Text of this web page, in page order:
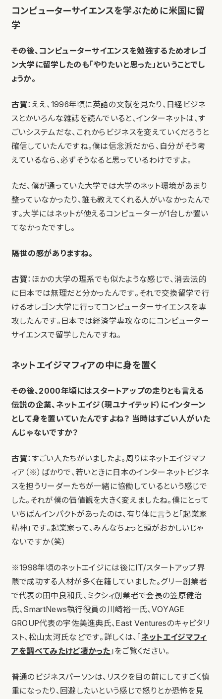
コンピューターサイエンスを学ぶために米国に留
学
――その後、コンピューターサイエンスを勉強するためオレゴ
ン大学に留学したのも「やりたいと思った」ということでし
ょうか。
古賀：ええ、1996年頃に英語の文献を見たり、日経ビジネ
スとかいろんな雑誌を読んでいると、インターネットは、す
ごいシステムだな、これからビジネスを変えていくだろうと
確信していたんですね。僕は信念派だから、自分がそう考
えているなら、必ずそうなると思っているわけですよ。
ただ、僕が通っていた大学では大学のネット環境があまり
整っていなかったり、誰も教えてくれる人がいなかったんで
す。大学にはネットが使えるコンピューターが1台しか置い
てなかったですし。
――隔世の感がありますね。
古賀：ほかの大学の理系でも似たような感じで、消去法的
に日本では無理だと分かったんです。それで交換留学で行
けるオレゴン大学に行ってコンピューターサイエンスを専
攻したんです。日本では経済学専攻なのにコンピューター
サイエンスで留学したんですね。
ネットエイジマフィアの中に身を置く
――その後、2000年頃にはスタートアップの走りとも言える
伝説の企業、ネットエイジ（現ユナイテッド）にインターン
として身を置いていたんですよね？ 当時はすごい人がいた
んじゃないですか？
古賀：すごい人たちがいましたよ。周りはネットエイジマフ
ィア（※）ばかりで、若いときに日本のインターネットビジネ
スを担うリーダーたちが一緒に協働しているという感じで
した。それが僕の価値観を大きく変えましたね。僕にとって
いちばんインパクトがあったのは、有り体に言うと「起業家
精神」です。起業家って、みんなちょっと頭がおかしいじゃ
ないですか（笑）
※1998年頃のネットエイジには後にIT/スタートアップ界
隈で成功する人材が多く在籍していました。グリー創業者
で代表の田中良和氏、ミクシィ創業者で会長の笠原健治
氏、SmartNews執行役員の川崎裕一氏、VOYAGE
GROUP代表の宇佐美進典氏、East Venturesのキャピタリ
スト、松山太河氏などです。詳しくは、「ネットエイジマフィ
アを調べてみたけど凄かった 」をご覧ください。
普通のビジネスパーソンは、リスクを目の前にしてすごく慎
重になったり、回避したいという感じで怒りとか恐怖を見